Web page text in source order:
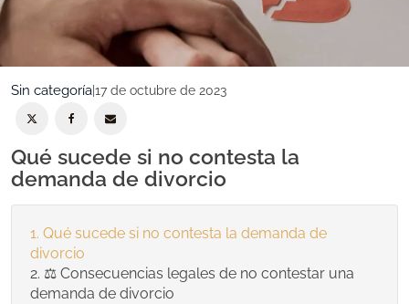
Sin categoría17 de octubre de 2023
Qué sucede si no contesta la
demanda de divorcio
Qué sucede si no contesta la demanda de
divorcio
⚖️ Consecuencias legales de no contestar una
demanda de divorcio